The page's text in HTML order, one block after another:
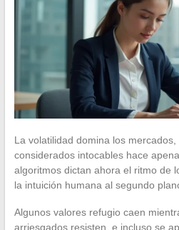
La volatilidad domina los
considerados intocables hace
algoritmos dictan ahora el ritmo de
la intuición humana al segundo
Algunos valores refugio caen
arriesgados resisten, e incluso se